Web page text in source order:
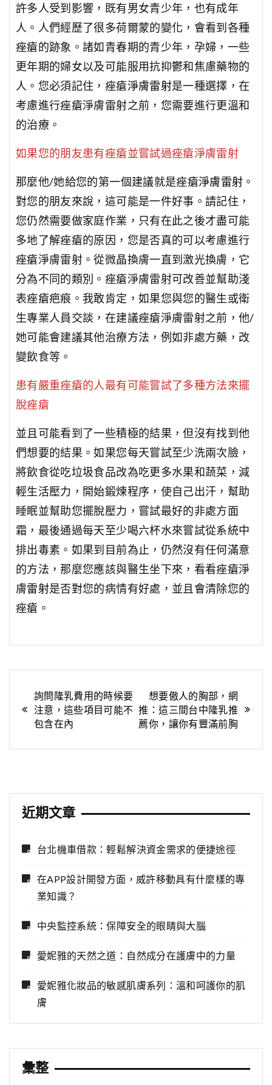
許多人受到影響，既有男女青少年，也有成年
人。人們經歷了很多荷爾蒙的變化，會看到各種
痤瘡的跡象。諸如青春期的青少年，孕婦，一些
更年期的婦女以及可能服用抗抑鬱和焦慮藥物的
人。您必須記住，痤瘡淨膚雷射是一種選擇，在
考慮進行痤瘡淨膚雷射之前，您需要進行更溫和
的治療。
如果您的朋友患有痤瘡並嘗試過痤瘡淨膚雷射
那麼他/她給您的第一個建議就是痤瘡淨膚雷射 。
對您的朋友來說，這可能是一件好事。請記住，
您仍然需要做家庭作業，只有在此之後才盡可能
多地了解痤瘡的原因，您是否真的可以考慮進行
痤瘡淨膚雷射。從微晶換膚一直到激光換膚，它
分為不同的類別。痤瘡淨膚雷射可改善並幫助淺
表痤瘡疤痕。我敢肯定，如果您與您的醫生或衛
生專業人員交談，在建議痤瘡淨膚雷射之前，他/
她可能會建議其他治療方法，例如非處方藥，改
變飲食等。
患有嚴重痤瘡的人最有可能嘗試了多種方法來擺
脫痤瘡
並且可能看到了一些積極的結果，但沒有找到他
們想要的結果。如果您每天嘗試至少洗兩次臉，
將飲食從吃垃圾食品改為吃更多水果和蔬菜，減
輕生活壓力，開始鍛煉程序，使自己出汗，幫助
睡眠並幫助您擺脫壓力，嘗試最好的非處方面
霜，最後通過每天至少喝六杯水來嘗試從系統中
排出毒素。如果到目前為止，仍然沒有任何滿意
的方法，那麼您應該與醫生坐下來，看看痤瘡淨
膚雷射是否對您的病情有好處，並且會清除您的
痤瘡。
文
章
導
詢問隆乳費用的時候要
注意，這些項目可能不
包含在內
想要傲人的胸部，網
推：這三間台中隆乳推
薦你，讓你有豐滿前胸
近期文章
台北機車借款：輕鬆解決資金需求的便捷途徑
在APP設計開發方面，威許移動具有什麼樣的專
業知識？
中央監控系統：保障安全的眼睛與大腦
愛妮雅的天然之道：自然成分在護膚中的力量
愛妮雅化妝品的敏感肌膚系列：溫和呵護你的肌
膚
彙整